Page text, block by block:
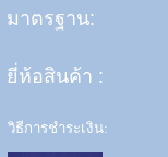
มาตรฐาน:
ยี่ห้อสินค้า :
วิธีการชำระเงิน: